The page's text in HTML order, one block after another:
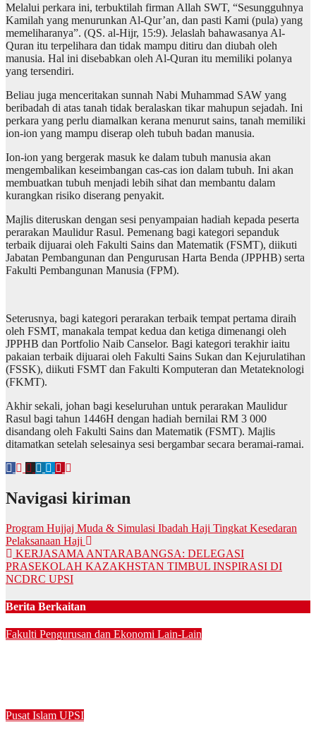
Melalui perkara ini, terbuktilah firman Allah SWT, “Sesungguhnya
Kamilah yang menurunkan Al-Qur’an, dan pasti Kami (pula) yang
memeliharanya”. (QS. al-Hijr, 15:9). Jelaslah bahawasanya Al-
Quran itu terpelihara dan tidak mampu ditiru dan diubah oleh
manusia. Hal ini disebabkan oleh Al-Quran itu memiliki polanya
yang tersendiri.
Beliau juga menceritakan sunnah Nabi Muhammad SAW yang
beribadah di atas tanah tidak beralaskan tikar mahupun sejadah. Ini
perkara yang perlu diamalkan kerana menurut sains, tanah memiliki
ion-ion yang mampu diserap oleh tubuh badan manusia.
Ion-ion yang bergerak masuk ke dalam tubuh manusia akan
mengembalikan keseimbangan cas-cas ion dalam tubuh. Ini akan
membuatkan tubuh menjadi lebih sihat dan membantu dalam
kurangkan risiko diserang penyakit.
Majlis diteruskan dengan sesi penyampaian hadiah kepada peserta
perarakan Maulidur Rasul. Pemenang bagi kategori sepanduk
terbaik dijuarai oleh Fakulti Sains dan Matematik (FSMT), diikuti
Jabatan Pembangunan dan Pengurusan Harta Benda (JPPHB) serta
Fakulti Pembangunan Manusia (FPM).
Seterusnya, bagi kategori perarakan terbaik tempat pertama diraih
oleh FSMT, manakala tempat kedua dan ketiga dimenangi oleh
JPPHB dan Portfolio Naib Canselor. Bagi kategori terakhir iaitu
pakaian terbaik dijuarai oleh Fakulti Sains Sukan dan Kejurulatihan
(FSSK), diikuti FSMT dan Fakulti Komputeran dan Metateknologi
(FKMT).
Akhir sekali, johan bagi keseluruhan untuk perarakan Maulidur
Rasul bagi tahun 1446H dengan hadiah bernilai RM 3 000
disandang oleh Fakulti Sains dan Matematik (FSMT). Majlis
ditamatkan setelah selesainya sesi bergambar secara beramai-ramai.
Navigasi kiriman
Program Hujjaj Muda & Simulasi Ibadah Haji Tingkat Kesedaran
Pelaksanaan Haji
KERJASAMA ANTARABANGSA: DELEGASI
PRASEKOLAH KAZAKHSTAN TIMBUL INSPIRASI DI
NCDRC UPSI
Berita Berkaitan
Fakulti Pengurusan dan Ekonomi Lain-Lain
Pusat Islam UPSI